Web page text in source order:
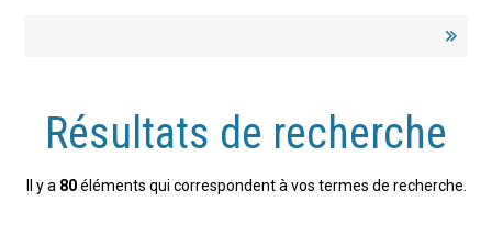
Résultats de recherche
Il y a 80éléments qui correspondent à vos termes de recherche.